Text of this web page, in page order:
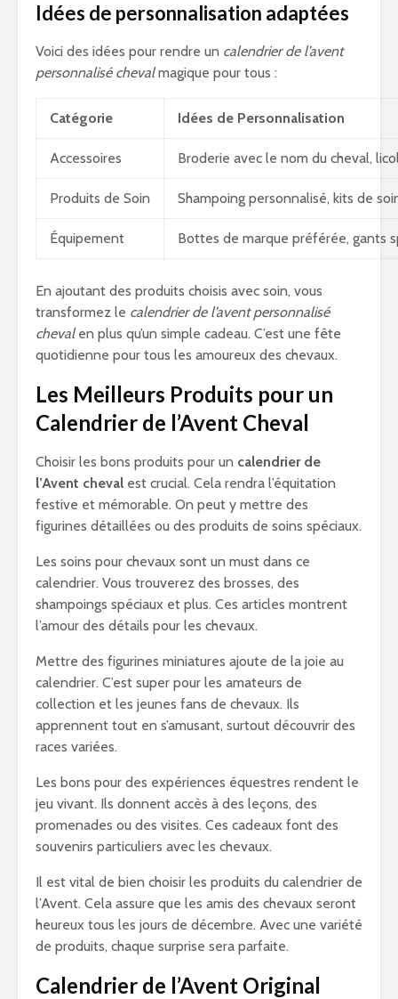
Idées de personnalisation adaptées
Voici des idées pour rendre un calendrier de l’avent
personnalisé chevalmagique pour tous :
Catégorie Idées de Personnalisation
Accessoires Broderie avec le nom du cheval,
Produits de Soin Shampoing personnalisé, kits de
Équipement Bottes de marque préférée, gants
En ajoutant des produits choisis avec soin, vous
transformez le calendrier de l’avent personnalisé
chevalen plus qu’un simple cadeau. C’est une fête
quotidienne pour tous les amoureux des chevaux.
Les Meilleurs Produits pour un
Calendrier de l’Avent Cheval
Choisir les bons produits pour un calendrier de
l’Avent cheval est crucial. Cela rendra l’équitation
festive et mémorable. On peut y mettre des
figurines détaillées ou des produits de soins spéciaux.
Les soins pour chevaux sont un must dans ce
calendrier. Vous trouverez des brosses, des
shampoings spéciaux et plus. Ces articles montrent
l’amour des détails pour les chevaux.
Mettre des figurines miniatures ajoute de la joie au
calendrier. C’est super pour les amateurs de
collection et les jeunes fans de chevaux. Ils
apprennent tout en s’amusant, surtout découvrir des
races variées.
Les bons pour des expériences équestres rendent le
jeu vivant. Ils donnent accès à des leçons, des
promenades ou des visites. Ces cadeaux font des
souvenirs particuliers avec les chevaux.
Il est vital de bien choisir les produits du calendrier de
l’Avent. Cela assure que les amis des chevaux seront
heureux tous les jours de décembre. Avec une variété
de produits, chaque surprise sera parfaite.
Calendrier de l’Avent Original